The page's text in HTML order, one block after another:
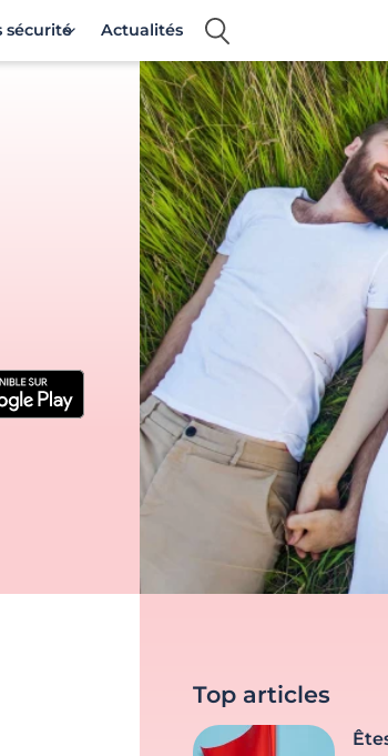
sécurité Actualités
Top articles